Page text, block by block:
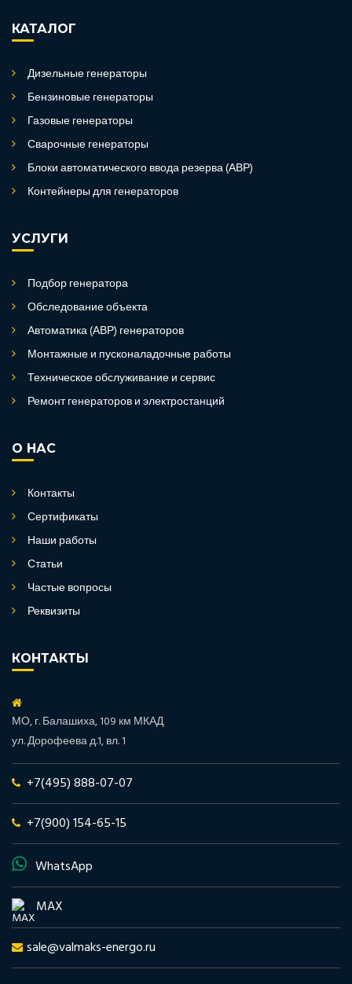
КАТАЛОГ
Дизельные генераторы
Бензиновые генераторы
Газовые генераторы
Сварочные генераторы
Блоки автоматического ввода резерва (АВР)
Контейнеры для генераторов
УСЛУГИ
Подбор генератора
Обследование объекта
Автоматика (АВР) генераторов
Монтажные и пусконаладочные работы
Техническое обслуживание и сервис
Ремонт генераторов и электростанций
О НАС
Контакты
Сертификаты
Наши работы
Статьи
Частые вопросы
Реквизиты
КОНТАКТЫ
МО, г. Балашиха, 109 км МКАД
ул. Дорофеева д.1, вл. 1
+7(495) 888-07-07
+7(900) 154-65-15
WhatsApp
MAX
sale@valmaks-energo.ru